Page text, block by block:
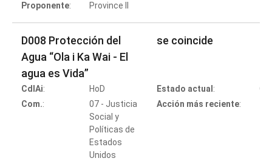
Proponente: Province II
D008 Protección del
Agua “Ola i Ka Wai - El
agua es Vida”
se coincide
CdlAi:
HoD
Com.:
07 - Justicia
Social y
Políticas de
Estados
Unidos
Estado actual :
Acción más reciente: